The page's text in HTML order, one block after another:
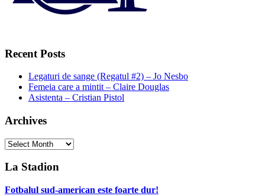
Recent Posts
Legaturi de sange (Regatul #2) – Jo Nesbo
Femeia care a mintit – Claire Douglas
Asistenta – Cristian Pistol
Archives
Archives
La Stadion
Fotbalul sud-american este foarte dur!